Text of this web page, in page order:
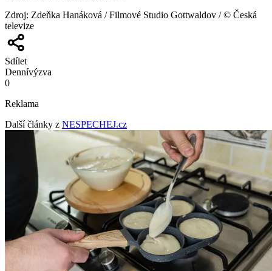
Zdroj: Zdeňka Hanáková / Filmové Studio Gottwaldov / © Česká
televize
Sdílet
Dennívýzva
0
Reklama
Další články z NESPECHEJ.cz